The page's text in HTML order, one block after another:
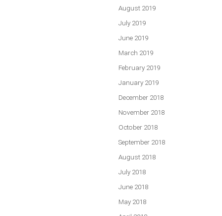
August 2019
July 2019
June 2019
March 2019
February 2019
January 2019
December 2018
November 2018
October 2018
September 2018
August 2018
July 2018
June 2018
May 2018